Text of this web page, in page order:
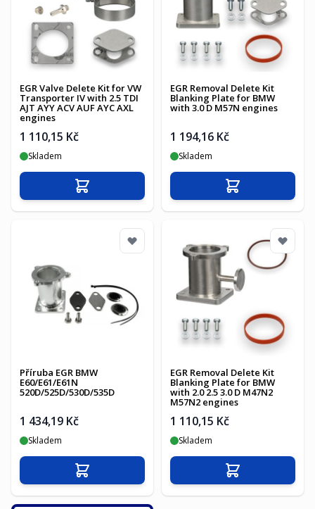
EGR Valve Delete Kit for VW
Transporter IV with 2.5 TDI
AJT AYY ACV AUF AYC AXL
engines
1 110,15 Kč
Skladem
Přidat do košíku
EGR Removal Delete Kit
Blanking Plate for BMW
with 3.0 D M57N engines
1 194,16 Kč
Skladem
Přidat do košíku
Příruba EGR BMW
E60/E61/E61N
520D/525D/530D/535D
1 434,19 Kč
Skladem
Přidat do košíku
EGR Removal Delete Kit
Blanking Plate for BMW
with 2.0 2.5 3.0 D M47N2
M57N2 engines
1 110,15 Kč
Skladem
Přidat do košíku